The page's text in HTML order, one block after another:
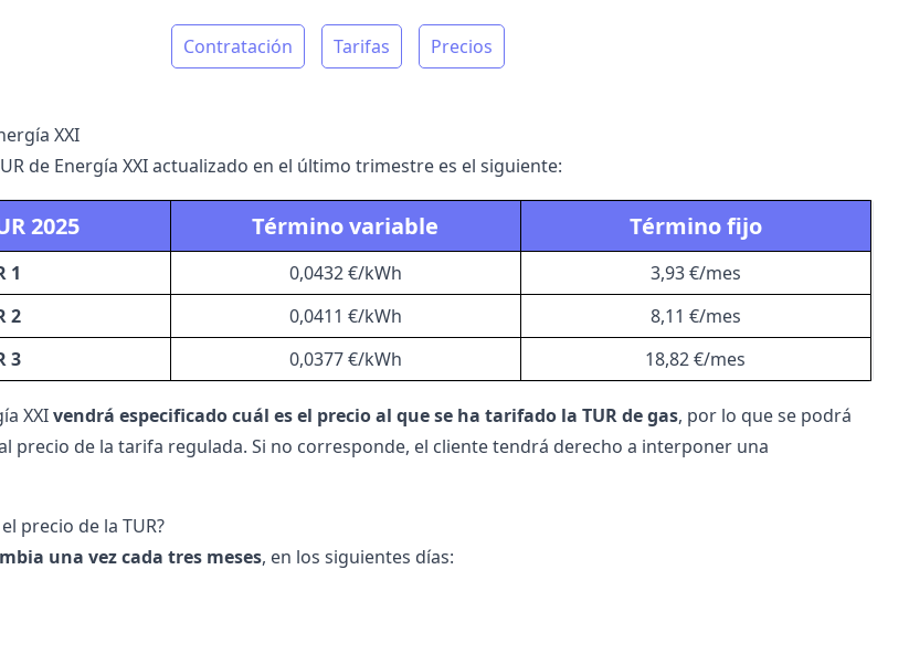
Contratación Tarifas Precios
XXI
de Energía XXIactualizado en el último trimestre es el siguiente:
2025 Término variable Término fijo
1 0,0432 €/kWh
3,93 €/mes
2
0,0411 €/kWh
8,11 €/mes
3
0,0377 €/kWh 18,82 €/mes
XXIvendrá especificado cuál es el precio al que se ha tarifado la TUR de gas, por lo que se podrá
precio de la tarifa regulada. Si no corresponde, el cliente tendrá derecho a interponer una
precio de la TUR?
una vez cada tres meses, en los siguientes días: